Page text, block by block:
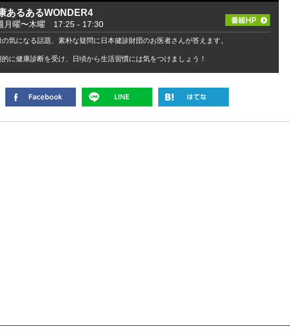
あるあるWONDER4
月曜〜木曜 17:25 ‐ 17:30
の気になる話題、素朴な疑問に日本健診財団のお医者さんが答えます。
的に健康診断を受け、日頃から生活習慣には気をつけましょう！